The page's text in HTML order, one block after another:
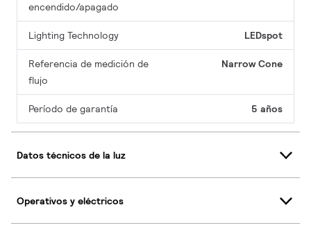
encendido/apagado
Lighting Technology LEDspot
Referencia de medición de
flujo
Narrow Cone
Período de garantía 5 años
Datos técnicos de la luz
Operativos y eléctricos